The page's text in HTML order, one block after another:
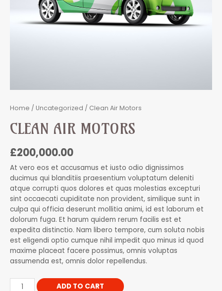
Home / Uncategorized / Clean Air Motors
CLEAN AIR MOTORS
£200,000.00
At vero eos et accusamus et iusto odio dignissimos
ducimus qui blanditiis praesentium voluptatum deleniti
atque corrupti quos dolores et quas molestias excepturi
sint occaecati cupiditate non provident, similique sunt in
culpa qui officia deserunt mollitia animi, id est laborum et
dolorum fuga. Et harum quidem rerum facilis est et
expedita distinctio. Nam libero tempore, cum soluta nobis
est eligendi optio cumque nihil impedit quo minus id quod
maxime placeat facere possimus, omnis voluptas
assumenda est, omnis dolor repellendus.
ADD TO CART